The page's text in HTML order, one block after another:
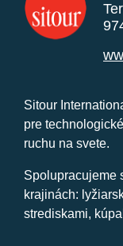
Sitour
pre
ruchu na svete.
Spolupracujeme
krajinách:
strediskami,